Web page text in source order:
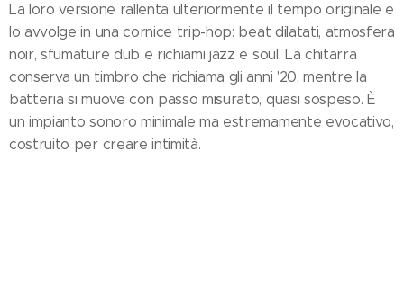
La loro versione rallenta ulteriormente il tempo originale e
lo avvolge in una cornice trip-hop: beat dilatati, atmosfera
noir, sfumature dub e richiami jazz e soul. La chitarra
conserva un timbro che richiama gli anni '20, mentre la
batteria si muove con passo misurato, quasi sospeso. È
un impianto sonoro minimale ma estremamente evocativo,
costruito per creare intimità.